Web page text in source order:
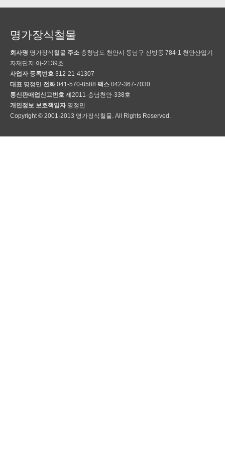
명가장식철물
회사명 명가장식철물 주소 충청남도 천안시 동남구 신방동 784-1 천안산업기
자재단지 아-2139호
사업자 등록번호 312-21-41307
대표 명정민 전화 041-570-8588 팩스 042-367-7030
통신판매업신고번호 제2011-충남천안-338호
개인정보 보호책임자 명정민
Copyright © 2001-2013 명가장식철물. All Rights Reserved.